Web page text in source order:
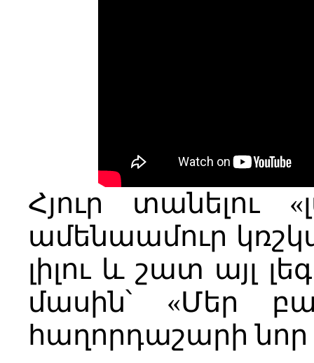
Հյուր տանելու
ամենաամուր
լիլու և շատ այլ
մասին՝ «Մեր
հաղորդաշարի